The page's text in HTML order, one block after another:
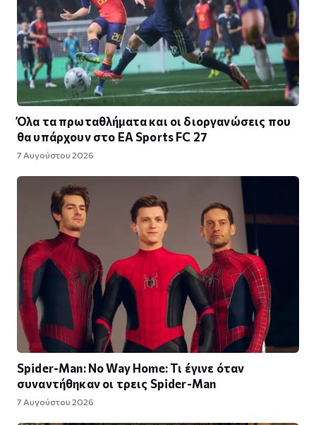
Όλα τα πρωταθλήματα και οι διοργανώσεις που
θα υπάρχουν στο EA Sports FC 27
7 Αυγούστου 2026
Spider-Man: No Way Home: Τι έγινε όταν
συναντήθηκαν οι τρεις Spider-Man
7 Αυγούστου 2026